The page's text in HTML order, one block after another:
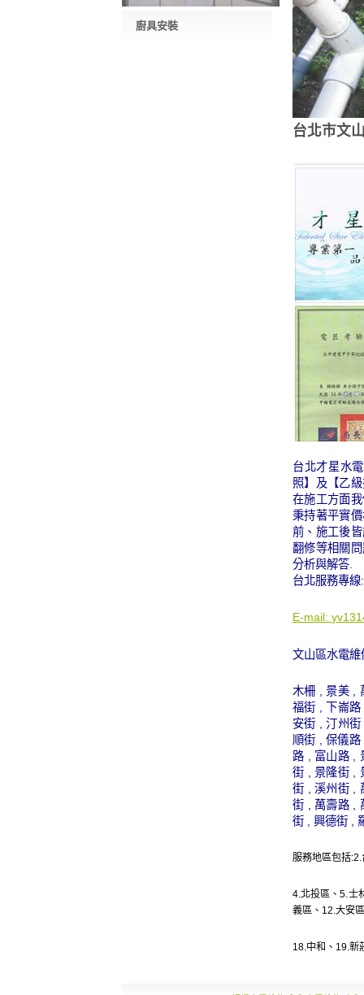
廚具安裝
台北市文
台北才星水
照】及【乙
在施工方面
秉持著平實
前、施工後
翻修等相關
分析與解答.
台北服務專
E-mail:
文山區水電
木柵 , 景美 ,
福街 , 下崙
安街 , 汀州
順街 , 保儀
路 , 富山路 ,
街 , 景隆街 ,
街 , 溪州街 ,
街 , 萬壽路 ,
街 , 興德街 ,
服務地區包括:2.
4.北投區 、5.士
義區 、12.大安區
18.中和 、19.新